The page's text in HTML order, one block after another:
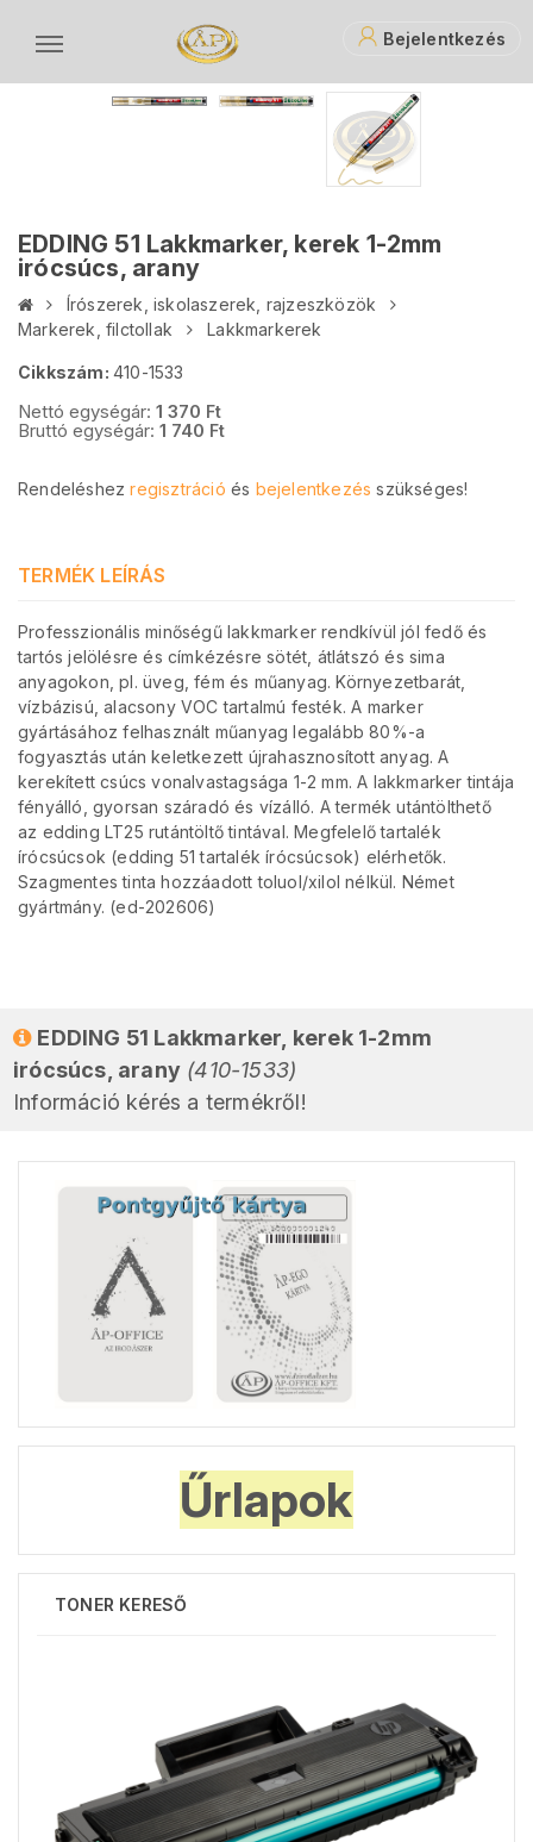
Bejelentkezés
EDDING 51 Lakkmarker, kerek 1-2mm
irócsúcs, arany
Írószerek, iskolaszerek, rajzeszközök
Markerek, filctollak
Lakkmarkerek
Cikkszám: 410-1533
Nettó egységár: 1 370 Ft
Bruttó egységár: 1 740 Ft
Rendeléshezregisztráció és bejelentkezés szükséges!
TERMÉK LEÍRÁS
Professzionális minőségű lakkmarker rendkívül jól fedő és
tartós jelölésre és címkézésre sötét, átlátszó és sima
anyagokon, pl. üveg, fém és műanyag. Környezetbarát,
vízbázisú, alacsony VOC tartalmú festék. A marker
gyártásához felhasznált műanyag legalább 80%-a
fogyasztás után keletkezett újrahasznosított anyag. A
kerekített csúcs vonalvastagsága 1-2 mm. A lakkmarker tintája
fényálló, gyorsan száradó és vízálló. A termék utántölthető
az edding LT25 rutántöltő tintával. Megfelelő tartalék
írócsúcsok (edding 51 tartalék írócsúcsok) elérhetők.
Szagmentes tinta hozzáadott toluol/xilol nélkül. Német
gyártmány. (ed-202606)
EDDING 51 Lakkmarker, kerek 1-2mm
irócsúcs, arany (410-1533)
Információ kérés a termékről!
Űrlapok
TONER KERESŐ